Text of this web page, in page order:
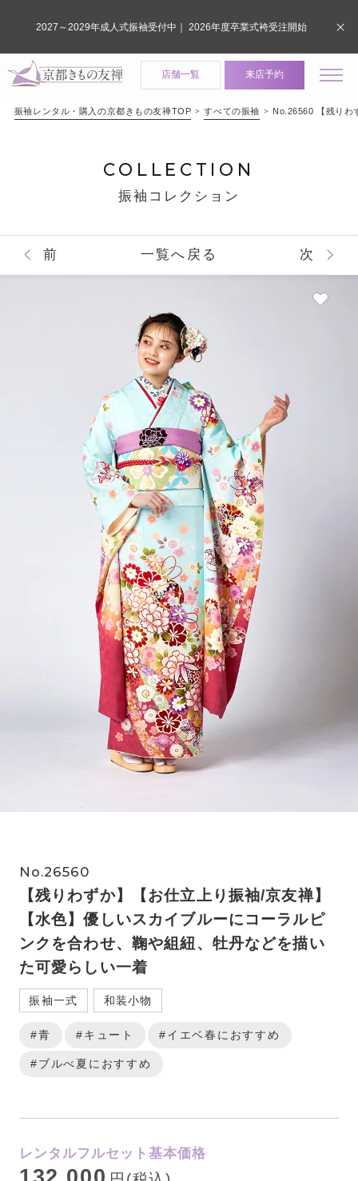
店舗一覧 来店予約
振袖レンタル・購入の京都きもの友禅TOP すべての振袖 No.26560 【残りわ
COLLECTION
振袖コレクション
前 一覧へ戻る 次
No.26560
【残りわずか】【お仕立上り振袖/京友禅】
【水色】優しいスカイブルーにコーラルピ
ンクを合わせ、鞠や組紐、牡丹などを描い
た可愛らしい一着
振袖一式 和装小物
#青 #キュート #イエベ春におすすめ
#ブルべ夏におすすめ
レンタルフルセット基本価格
2027～2029年成人式振袖受付中｜ 2026年度卒業式袴受注開始